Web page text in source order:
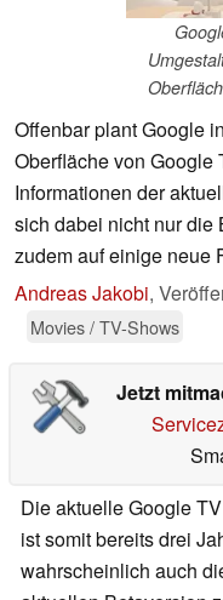
Offenbar plant Google
Oberfläche von Google
Informationen der
sich dabei nicht nur die
zudem auf einige neue
Andreas Jakobi,
Movies / TV-Shows
Jetzt
Die aktuelle Google
ist somit bereits drei
wahrscheinlich auch